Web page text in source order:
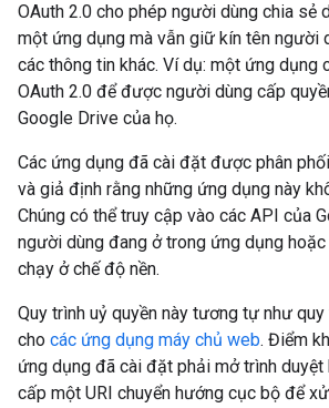
OAuth 2.0 cho phép người dùng chia sẻ
một ứng dụng mà vẫn giữ kín tên người
các thông tin khác. Ví dụ: một ứng dụng
OAuth 2.0 để được người dùng cấp
Google Drive của họ.
Các ứng dụng đã cài đặt được phân
và giả định rằng những ứng dụng này
Chúng có thể truy cập vào các API của
người dùng đang ở trong ứng dụng
chạy ở chế độ nền.
Quy trình uỷ quyền này tương tự như
cho các ứng dụng máy chủ web. Điểm
ứng dụng đã cài đặt phải mở trình duyệt
cấp một URI chuyển hướng cục bộ để